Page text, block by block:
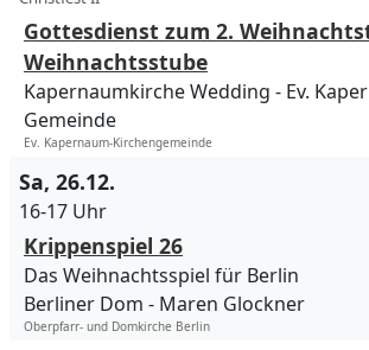
Gottesdienst zum 2.
Weihnachtsstube
Kapernaumkirche Wedding
Ev.
Gemeinde
Ev. Kapernaum-Kirchengemeinde
Sa, 26.12.
16-17 Uhr
Krippenspiel 26
Das Weihnachtsspiel für Berlin
Berliner Dom
Maren Glockner
Oberpfarr- und Domkirche Berlin